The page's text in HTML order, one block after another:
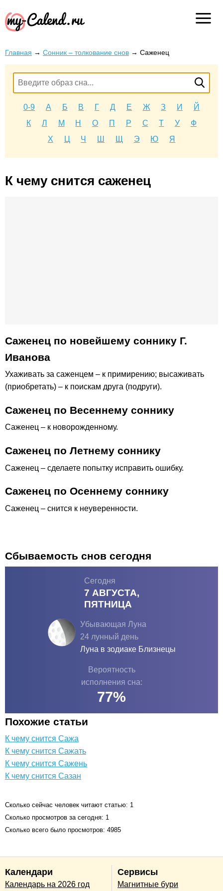
Главная → Сонник – толкование снов → Саженец
0-9 А Б В Г Д Е Ж З И
Й
К
Л М Н О П Р С Т У
Ф
Х
Ц Ч Ш Щ Э Ю Я
К чему снится саженец
Саженец по новейшему соннику Г.
Иванова
Ухаживать за саженцем – к примирению; высаживать
(приобретать) – к поискам друга (подруги).
Саженец по Весеннему соннику
Саженец – к новорожденному.
Саженец по Летнему соннику
Саженец – сделаете попытку исправить ошибку.
Саженец по Осеннему соннику
Саженец – снится к неуверенности.
Сбываемость снов сегодня
Сегодня
7 АВГУСТА,
ПЯТНИЦА
Убывающая Луна
24 лунный день
Луна в зодиаке Близнецы
Вероятность
исполнения сна:
77%
Похожие статьи
К чему снится Сажа
К чему снится Сажать
К чему снится Сажень
К чему снится Сазан
Сколько сейчас человек читают статью: 1
Сколько просмотров за сегодня: 1
Сколько всего было просмотров: 4985
Календари
Календарь на 2026 год
Сервисы
Магнитные бури